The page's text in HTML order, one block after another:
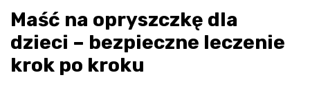
Maść na opryszczkę dla
dzieci – bezpieczne leczenie
krok po kroku